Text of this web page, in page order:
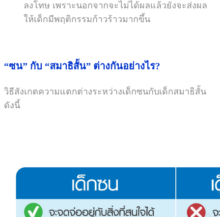
ลงโทษ เพราะนอกจากจะไม่ได้ผลแล้วยังจะส่งผล
ให้เด็กมีพฤติกรรมก้าวร้าวมากขึ้น
“ซน” กับ “สมาธิสั้น” ต่างกันอย่างไร?
วิธีสังเกตความแตกต่างระหว่างเด็กซนกับเด็กสมาธิสั้น
ดังนี้